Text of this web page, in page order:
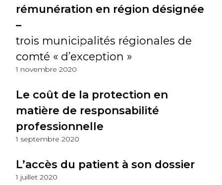
rémunération en région désignée
–
trois municipalités régionales de
comté « d’exception »
1 novembre 2020
Le coût de la protection en
matière de responsabilité
professionnelle
1 septembre 2020
L’accès du patient à son dossier
1 juillet 2020